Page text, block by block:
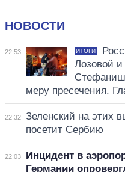
НОВОСТИ
22:53 ИТОГИ
Лозовой и
меру пресечения.
22:32
Зеленский на этих
посетит Сербию
22:03
Инцидент в
Германии